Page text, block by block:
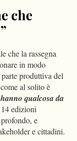
che
che la rassegna
in modo
produttiva del
al solito è
qualcosa da
edizioni
e
e cittadini.